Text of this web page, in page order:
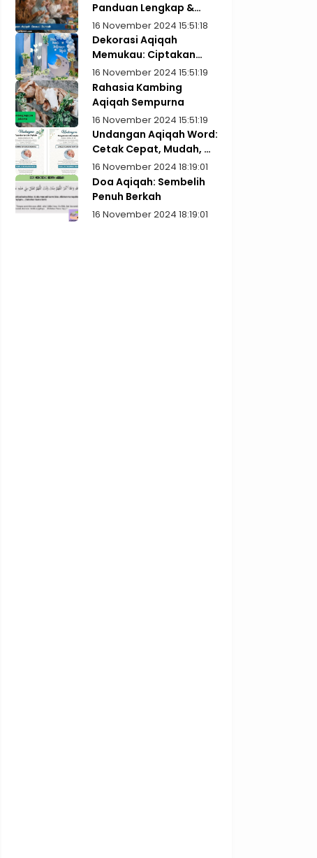
Panduan Lengkap &
Praktis
16 November 2024 15:51:18
Dekorasi Aqiqah
Memukau: Ciptakan
Kenangan Indah
16 November 2024 15:51:19
Rahasia Kambing
Aqiqah Sempurna
16 November 2024 15:51:19
Undangan Aqiqah Word:
Cetak Cepat, Mudah, &
Gratis!
16 November 2024 18:19:01
Doa Aqiqah: Sembelih
Penuh Berkah
16 November 2024 18:19:01